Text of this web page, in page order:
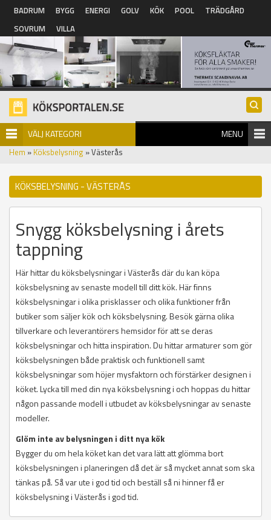
Hoppa till huvudinnehåll
BADRUM BYGG ENERGI GOLV KÖK POOL
TRÄDGÅRD
SOVRUM
VILLA
VÄLJ KATEGORI MENU
Hem » Köksbelysning » Västerås
KÖKSBELYSNING - VÄSTERÅS
Snygg köksbelysning i årets
tappning
Här hittar du köksbelysningar i Västerås där du kan köpa
köksbelysning av senaste modell till ditt kök. Här finns
köksbelysningar i olika prisklasser och olika funktioner från
butiker som säljer kök och köksbelysning. Besök gärna olika
tillverkare och leverantörers hemsidor för att se deras
köksbelysningar och hitta inspiration. Du hittar armaturer som gör
köksbelysningen både praktisk och funktionell samt
köksbelysningar som höjer mysfaktorn och förstärker designen i
köket. Lycka till med din nya köksbelysning i och hoppas du hittar
någon passande modell i utbudet av köksbelysningar av senaste
modeller.
Glöm inte av belysningen i ditt nya kök
Bygger du om hela köket kan det vara lätt att glömma bort
köksbelysningen i planeringen då det är så mycket annat som ska
tänkas på. Så var ute i god tid och beställ så ni hinner få er
köksbelysning i Västerås i god tid.